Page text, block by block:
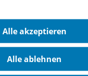
PDF-Dokument
Alle akzeptieren
Alle ablehnen